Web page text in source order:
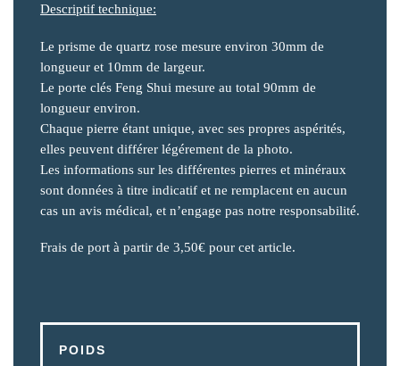
Descriptif technique:
Le prisme de quartz rose mesure environ 30mm de
longueur et 10mm de largeur.
Le porte clés Feng Shui mesure au total 90mm de
longueur environ.
Chaque pierre étant unique, avec ses propres aspérités,
elles peuvent différer légérement de la photo.
Les informations sur les différentes pierres et minéraux
sont données à titre indicatif et ne remplacent en aucun
cas un avis médical, et n’engage pas notre responsabilité.
Frais de port à partir de 3,50€ pour cet article.
POIDS